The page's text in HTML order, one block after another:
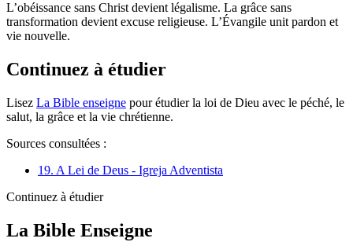
L’obéissance sans Christ devient légalisme. La grâce sans
transformation devient excuse religieuse. L’Évangile unit pardon et
vie nouvelle.
Continuez à étudier
Lisez La Bible enseigne pour étudier la loi de Dieu avec le péché, le
salut, la grâce et la vie chrétienne.
Sources consultées :
19. A Lei de Deus - Igreja Adventista
Continuez à étudier
La Bible Enseigne